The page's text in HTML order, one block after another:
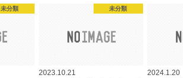
未分類 未分類
2023.10.21
2024.1.20